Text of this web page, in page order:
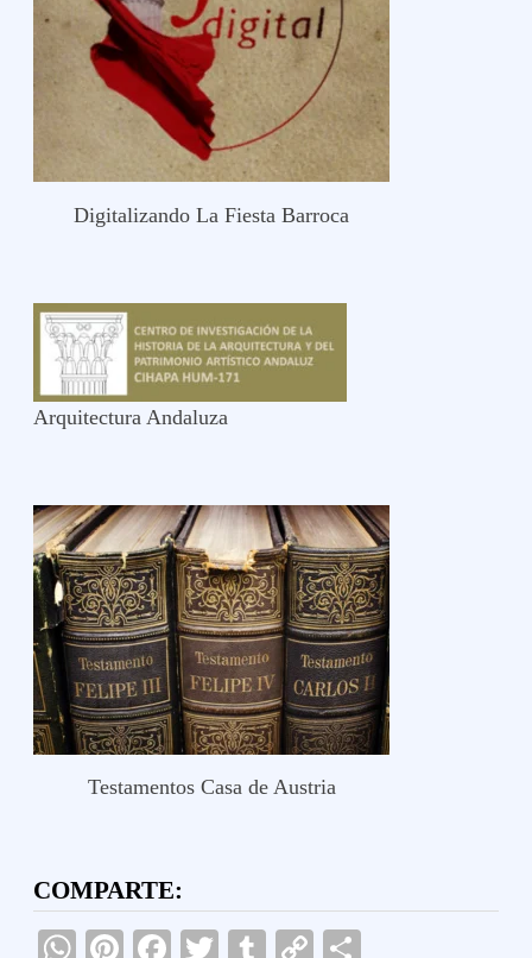
Digitalizando La Fiesta Barroca
Arquitectura Andaluza
Testamentos Casa de Austria
COMPARTE:
WhatsApp
Pinterest
Facebook
TwitterTumblr
Copy